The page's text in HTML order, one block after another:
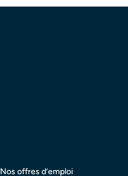
Nos offres d’emploi